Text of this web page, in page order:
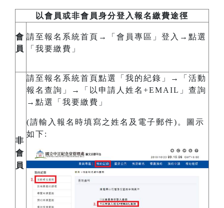
以會員或非會員身分登入報名繳費途徑
會
員
請至報名系統首頁→「會員專區」登入→點選
「我要繳費」
非
會
員
請至報名系統首頁點選「我的紀錄」→「活動
報名查詢」→「以申請人姓名+EMAIL」查詢
→點選「我要繳費」
(請輸入報名時填寫之姓名及電子郵件)。圖示
如下: